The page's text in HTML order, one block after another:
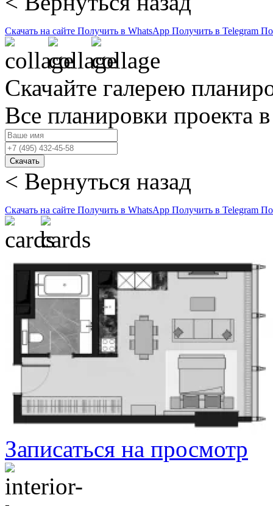
Скачать на сайте Получить в WhatsApp Получить в Telegram
Скачайте галерею
Все планировки проекта
Скачать
< Вернуться назад
Скачать на сайте Получить в WhatsApp Получить в Telegram
Записаться на просмотр